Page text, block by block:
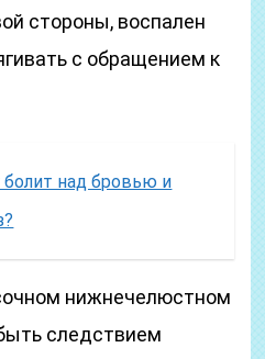
стороны, воспален
с обращением к
над бровью и
нижнечелюстном
следствием